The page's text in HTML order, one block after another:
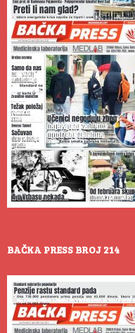
BAČKA PRESS BROJ 214